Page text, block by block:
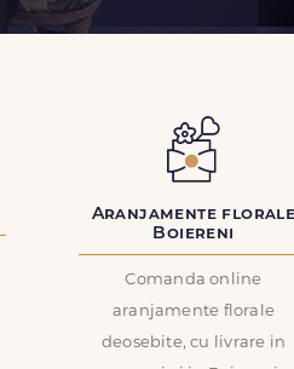
Aranjamente
Boiereni
Comanda online
aranjamente florale
deosebite, cu livrare in